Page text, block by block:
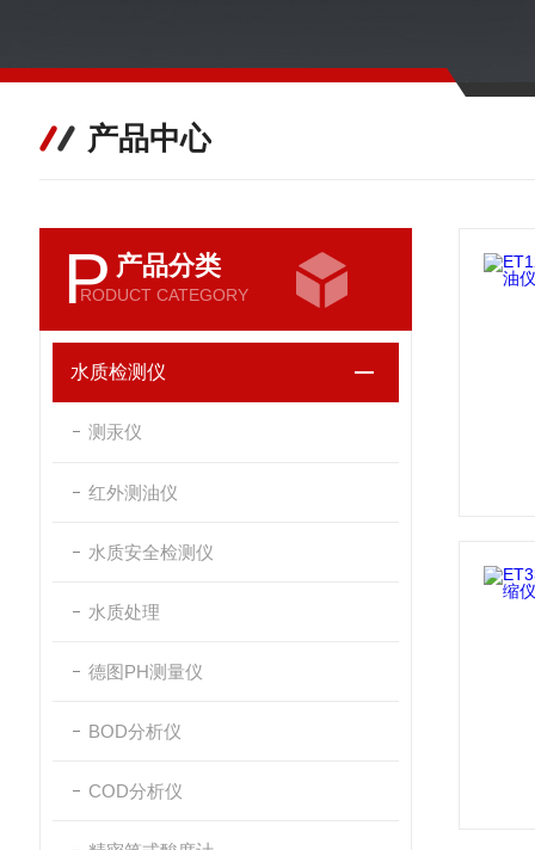
产品中心
P 产品分类
RODUCT CATEGORY
水质检测仪
测汞仪
红外测油仪
水质安全检测仪
水质处理
德图PH测量仪
BOD分析仪
COD分析仪